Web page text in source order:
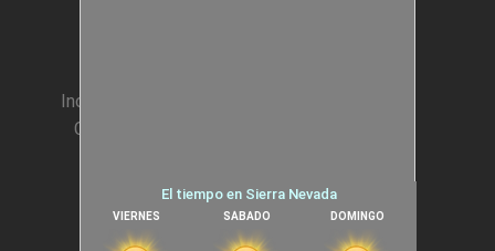
Incentivos para Empresas
Condiciones generales